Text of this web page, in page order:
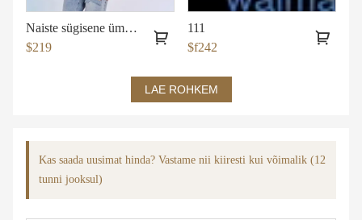
Naiste sügisene ümara kaelusega kampsun
$219
111
$f242
LAE ROHKEM
Kas saada uusimat hinda? Vastame nii kiiresti kui võimalik (12
tunni jooksul)